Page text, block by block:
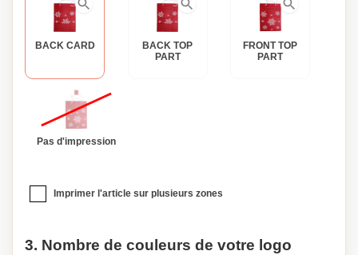
BACK CARD
BACK TOP
PART
FRONT TOP
PART
Pas d'impression
Imprimer l'article sur plusieurs zones
3. Nombre de couleurs de votre logo